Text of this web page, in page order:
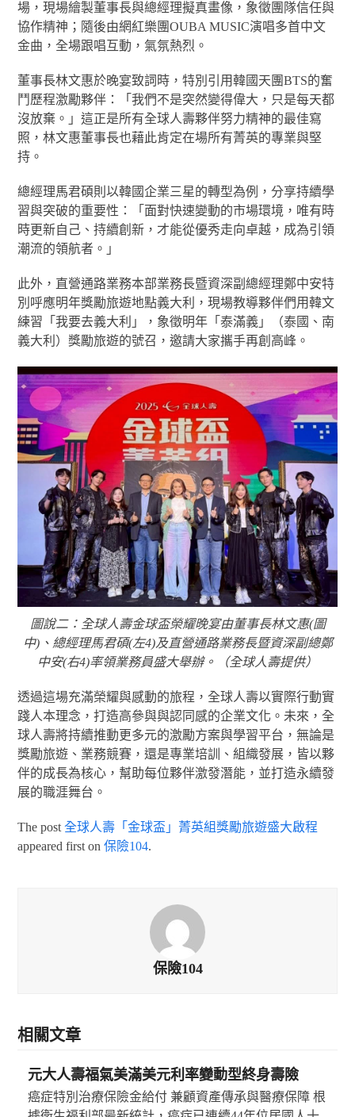
場，現場繪製董事長與總經理擬真畫像，象徵團隊信任與
協作精神；隨後由網紅樂團OUBA MUSIC演唱多首中文
金曲，全場跟唱互動，氣氛熱烈。
董事長林文惠於晚宴致詞時，特別引用韓國天團BTS的奮
鬥歷程激勵夥伴：「我們不是突然變得偉大，只是每天都
沒放棄。」這正是所有全球人壽夥伴努力精神的最佳寫
照，林文惠董事長也藉此肯定在場所有菁英的專業與堅
持。
總經理馬君碩則以韓國企業三星的轉型為例，分享持續學
習與突破的重要性：「面對快速變動的市場環境，唯有時
時更新自己、持續創新，才能從優秀走向卓越，成為引領
潮流的領航者。」
此外，直營通路業務本部業務長暨資深副總經理鄭中安特
別呼應明年獎勵旅遊地點義大利，現場教導夥伴們用韓文
練習「我要去義大利」，象徵明年「泰滿義」（泰國、南
義大利）獎勵旅遊的號召，邀請大家攜手再創高峰。
圖說二：全球人壽金球盃榮耀晚宴由董事長林文惠(圖
中)、總經理馬君碩(左4)及直營通路業務長暨資深副總鄭
中安(右4)率領業務員盛大舉辦。（全球人壽提供）
透過這場充滿榮耀與感動的旅程，全球人壽以實際行動實
踐人本理念，打造高參與與認同感的企業文化。未來，全
球人壽將持續推動更多元的激勵方案與學習平台，無論是
獎勵旅遊、業務競賽，還是專業培訓、組織發展，皆以夥
伴的成長為核心，幫助每位夥伴激發潛能，並打造永續發
展的職涯舞台。
The post全球人壽「金球盃」菁英組獎勵旅遊盛大啟程
appeared first on保險104.
保險104
相關文章
元大人壽福氣美滿美元利率變動型終身壽險
癌症特別治療保險金給付 兼顧資產傳承與醫療保障 根